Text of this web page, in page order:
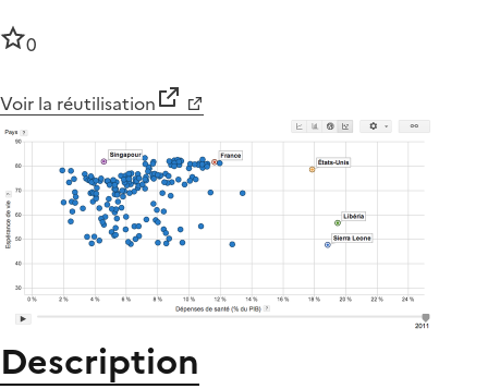
0
Voir la réutilisation
Description